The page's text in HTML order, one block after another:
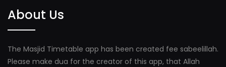
About Us
The Masjid Timetable app has been created fee sabeelillah.
Please make dua for the creator of this app, that Allah